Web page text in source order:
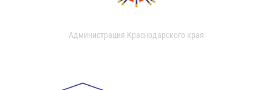
Администрация Краснодарского края